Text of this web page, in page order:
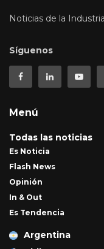
Noticias de la
Síguenos
Menú
Todas las noticias
Es Noticia
Flash News
Opinión
In & Out
Es Tendencia
Argentina